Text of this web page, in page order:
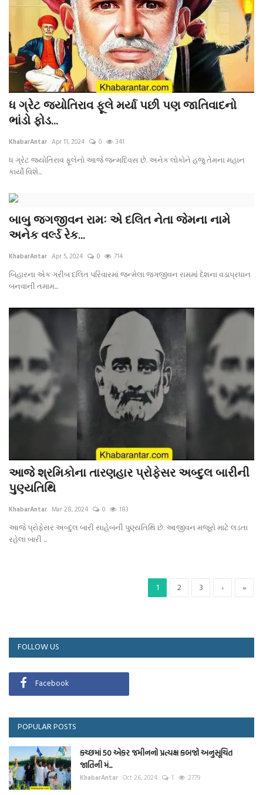
ધ ગ્રેટ જ્યોતિરાવ ફૂલે મર્યા પછી પણ જાતિવાદનો
ભાંડો ફોડ...
KhabarAntar Apr 11, 2024 0 341
ધ ગ્રેટ જ્યોતિરાવ ફૂલેનો આજે જન્મદિવસ છે. અનેક લોકોને હજુ તેમના મહાન
કાર્યો વિશે...
બાબુ જગજીવન રામઃ એ દલિત નેતા જેમના નામે
અનેક વર્લ્ડ રેક...
KhabarAntar Apr 5, 2024 0 714
બિહારના એક ગરીબ દલિત પરિવારમાં જન્મેલા જગજીવન રામમાં દેશના વડાપ્રધાન
બનવાની તમામ...
આજે શ્રમિકોના તારણહાર પ્રોફેસર અબ્દુલ બારીની
પુણ્યતિથિ
KhabarAntar Mar 28, 2024 0 183
આજે પ્રોફેસર અબ્દુલ બારી સાહેબની પુણ્યતિથિ છે. આજીવન મજૂરો માટે લડતા
રહેલા બારી ...
1 2 3 › »
FOLLOW US
Facebook
POPULAR POSTS
કચ્છમાં 50 એકર જમીનનો પ્રત્યક્ષ કબજો અનુસૂચિત
જાતિની મં...
KhabarAntar Oct 26, 2024 1 2779